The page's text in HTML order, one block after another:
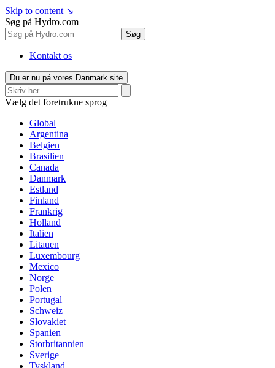
Skip to content ↘
Søg på Hydro.com
Søg
Kontakt os
Du er nu på vores Danmark site
Vælg det foretrukne sprog
Global
Argentina
Belgien
Brasilien
Canada
Danmark
Estland
Finland
Frankrig
Holland
Italien
Litauen
Luxembourg
Mexico
Norge
Polen
Portugal
Schweiz
Slovakiet
Spanien
Storbritannien
Sverige
Tyskland